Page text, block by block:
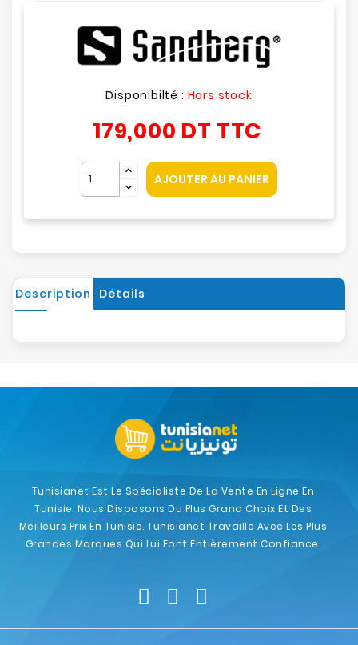
Disponibilté : Hors stock
179,000 DT TTC
AJOUTER AU PANIER
Description Détails
Tunisianet Est Le Spécialiste De La Vente En Ligne En
Tunisie. Nous Disposons Du Plus Grand Choix Et Des
Meilleurs Prix En Tunisie. Tunisianet Travaille Avec Les Plus
Grandes Marques Qui Lui Font Entièrement Confiance.